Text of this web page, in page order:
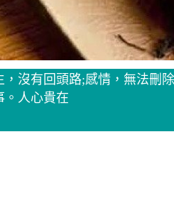
，沒有回頭路;感情，無法刪
。人心貴在